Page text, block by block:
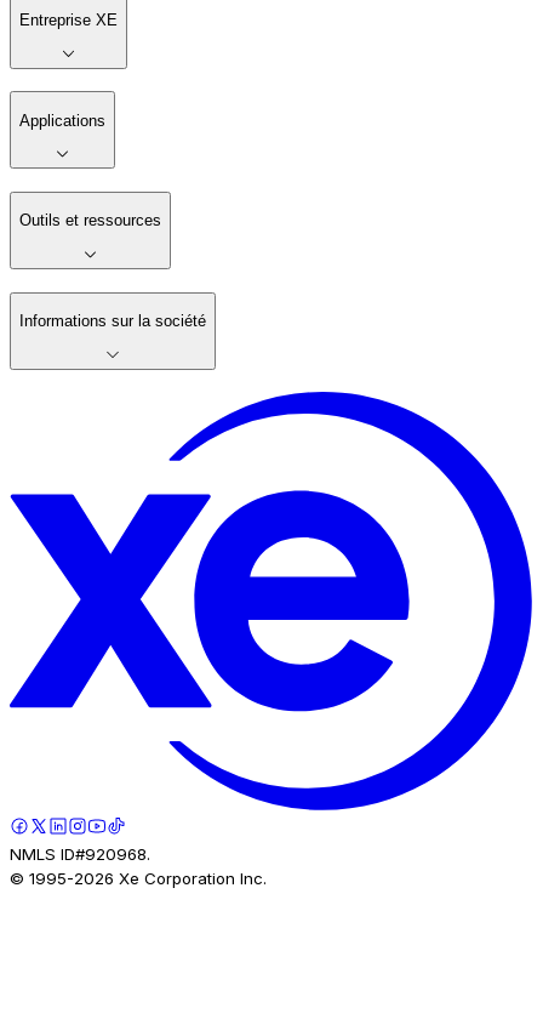
Entreprise XE
Applications
Outils et ressources
Informations sur la société
NMLS ID#920968.
© 1995-2026 Xe Corporation Inc.